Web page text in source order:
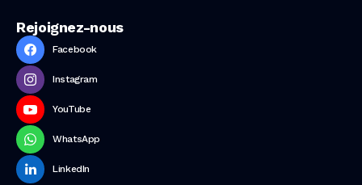
Rejoignez-nous
Facebook
Instagram
YouTube
WhatsApp
LinkedIn